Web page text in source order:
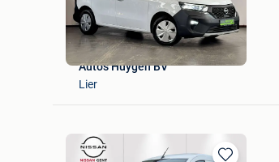
Favorieten
Auto's Huygen BV
Lier